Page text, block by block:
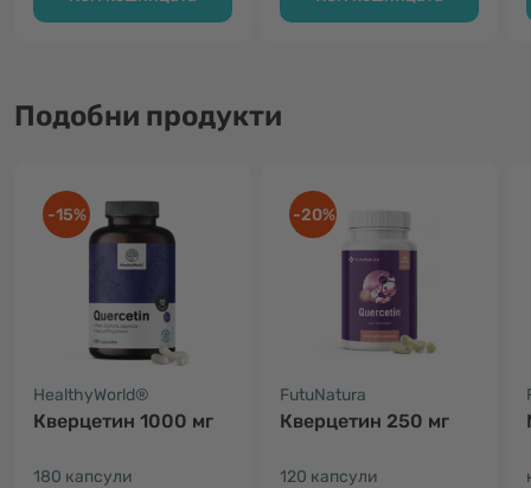
Подобни продукти
-15%
HealthyWorld®
Кверцетин 1000 мг
180 капсули
-20%
FutuNatura
Кверцетин 250 мг
120 капсули